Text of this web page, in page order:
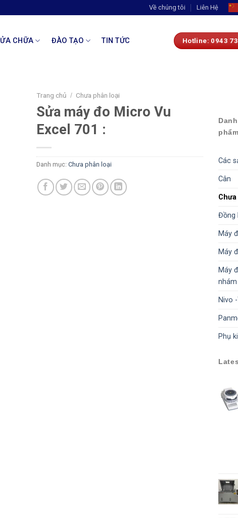
Về chúng tôi Liên Hệ
CHỮA ĐÀO TẠO TIN TỨC Hotline: 0943
Trang chủ / Chưa phân loại
Sửa máy đo Micro Vu
Excel 701 :
Danh mục: Chưa phân loại
phẩm
Các
Cân
Đồng
Máy
Máy
Máy
nhám
Nivo
Phụ